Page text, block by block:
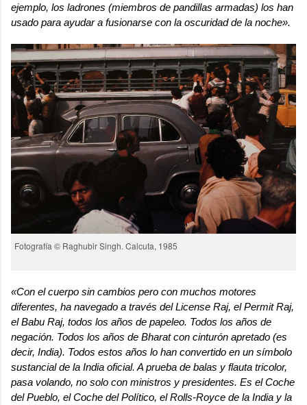
ejemplo, los ladrones (miembros de pandillas armadas) los han
usado para ayudar a fusionarse con la oscuridad de la noche».
Fotografía © Raghubir Singh. Calcuta, 1985
«Con el cuerpo sin cambios pero con muchos motores
diferentes, ha navegado a través del License Raj, el Permit Raj,
el Babu Raj, todos los años de papeleo. Todos los años de
negación. Todos los años de Bharat con cinturón apretado (es
decir, India). Todos estos años lo han convertido en un símbolo
sustancial de la India oficial. A prueba de balas y flauta tricolor,
pasa volando, no solo con ministros y presidentes. Es el Coche
del Pueblo, el Coche del Político, el Rolls-Royce de la India y la